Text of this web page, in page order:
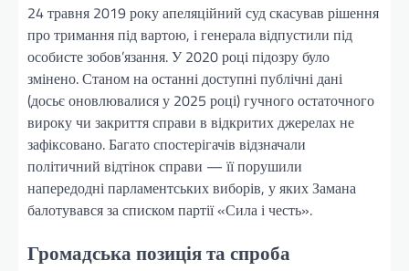
24 травня 2019 року апеляційний суд скасував рішення
про тримання під вартою, і генерала відпустили під
особисте зобов’язання. У 2020 році підозру було
змінено. Станом на останні доступні публічні дані
(досьє оновлювалися у 2025 році) гучного остаточного
вироку чи закриття справи в відкритих джерелах не
зафіксовано. Багато спостерігачів відзначали
політичний відтінок справи — її порушили
напередодні парламентських виборів, у яких Замана
балотувався за списком партії «Сила і честь».
Громадська позиція та спроба